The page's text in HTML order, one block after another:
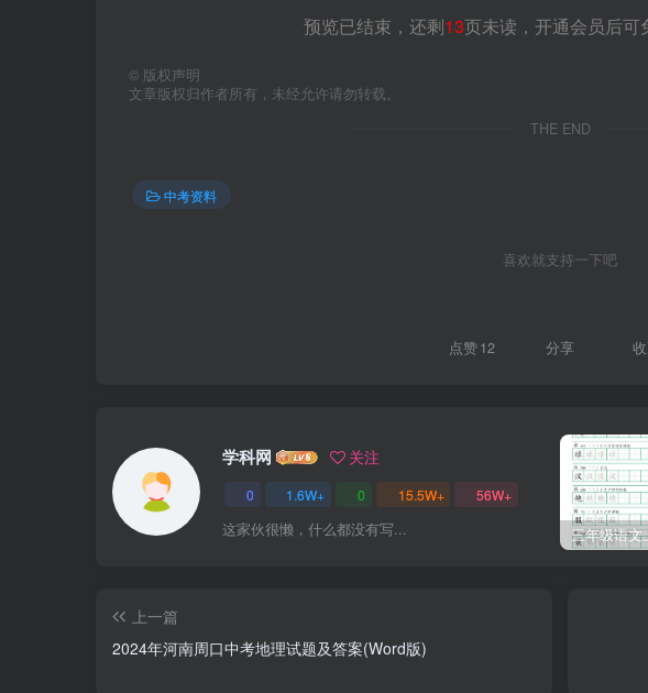
预览已结束，还剩13页未读，开通会员后
© 版权声明
文章版权归作者所有，未经允许请勿转载。
THE END
中考资料
喜欢就支持一下吧
点赞12 分享
学科网 关注
0 1.6W+ 0 15.5W+ 56W+
这家伙很懒，什么都没有写...
上一篇
2024年河南周口中考地理试题及答案(Word版)